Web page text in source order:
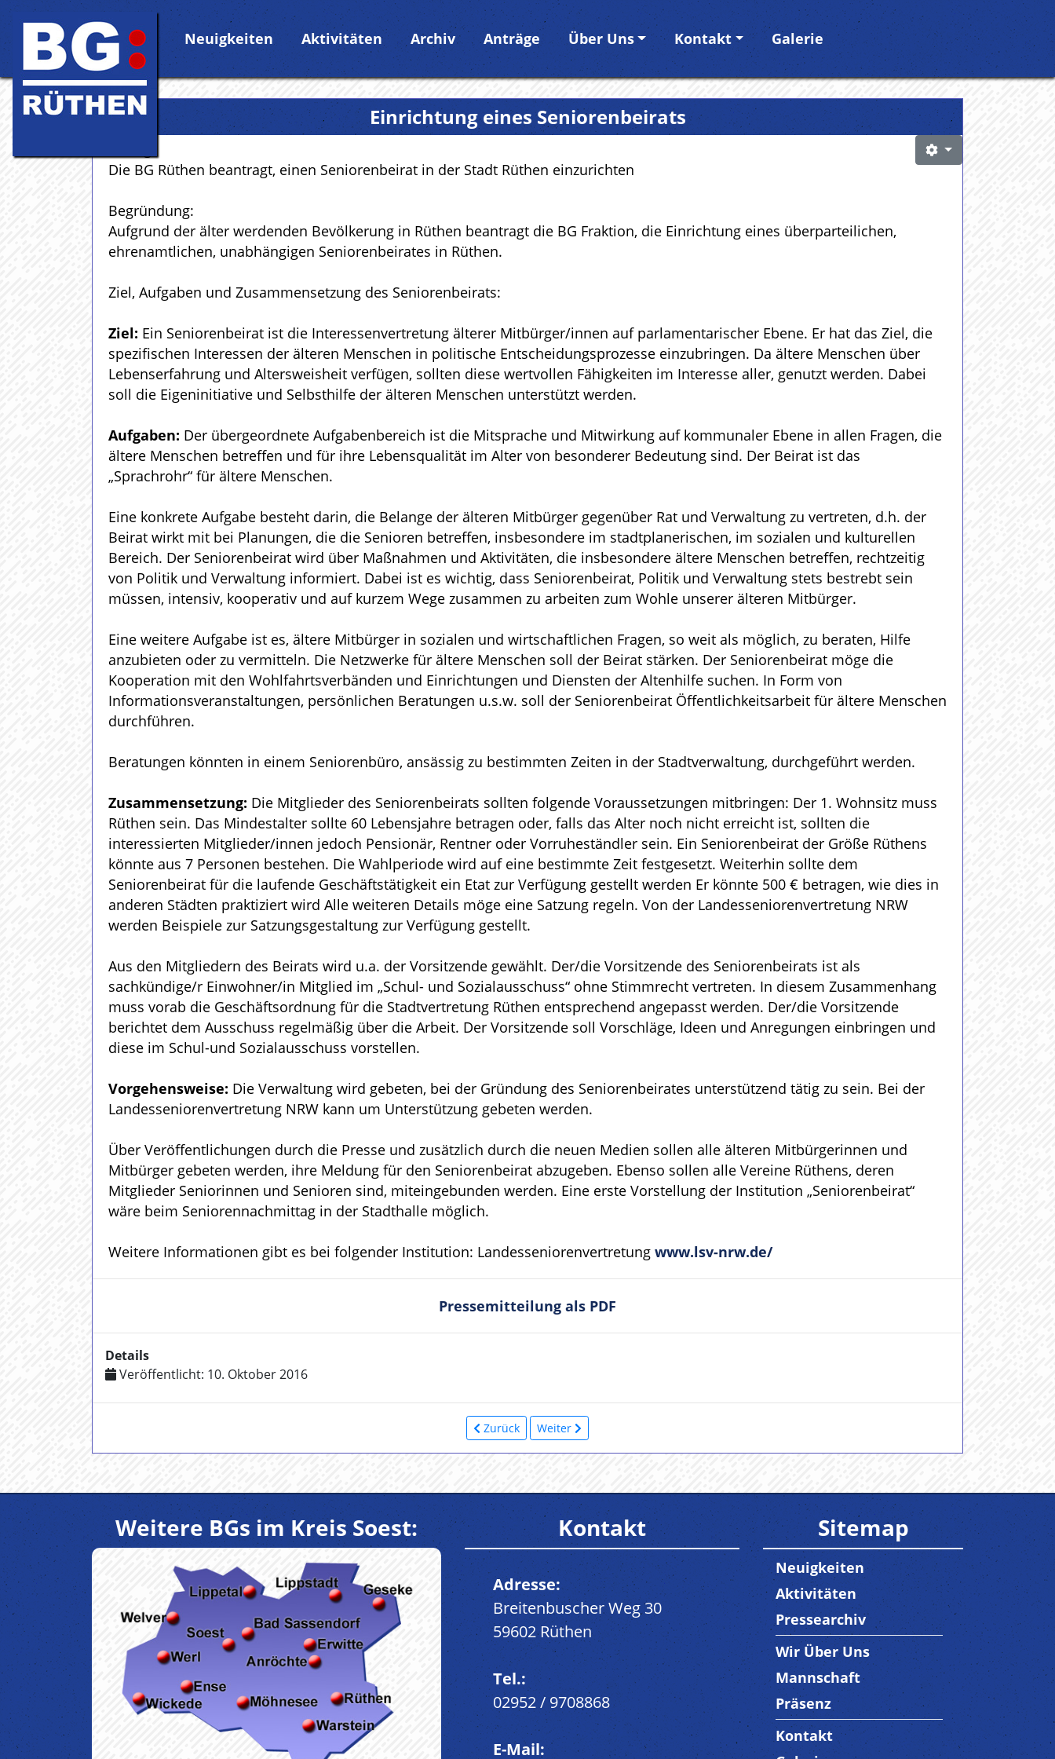
Neuigkeiten Aktivitäten Archiv Anträge Über Uns Kontakt Galerie
Einrichtung eines Seniorenbeirats
Die BG Rüthen beantragt, einen Seniorenbeirat in der Stadt Rüthen einzurichten
Begründung:
Aufgrund der älter werdenden Bevölkerung in Rüthen beantragt die BG Fraktion, die Einrichtung eines überparteilichen,
ehrenamtlichen, unabhängigen Seniorenbeirates in Rüthen.
Ziel, Aufgaben und Zusammensetzung des Seniorenbeirats:
Ziel: Ein Seniorenbeirat ist die Interessenvertretung älterer Mitbürger/innen auf parlamentarischer Ebene. Er hat das Ziel, die
spezifischen Interessen der älteren Menschen in politische Entscheidungsprozesse einzubringen. Da ältere Menschen über
Lebenserfahrung und Altersweisheit verfügen, sollten diese wertvollen Fähigkeiten im Interesse aller, genutzt werden. Dabei
soll die Eigeninitiative und Selbsthilfe der älteren Menschen unterstützt werden.
Aufgaben: Der übergeordnete Aufgabenbereich ist die Mitsprache und Mitwirkung auf kommunaler Ebene in allen Fragen, die
ältere Menschen betreffen und für ihre Lebensqualität im Alter von besonderer Bedeutung sind. Der Beirat ist das
„Sprachrohr“ für ältere Menschen.
Eine konkrete Aufgabe besteht darin, die Belange der älteren Mitbürger gegenüber Rat und Verwaltung zu vertreten, d.h. der
Beirat wirkt mit bei Planungen, die die Senioren betreffen, insbesondere im stadtplanerischen, im sozialen und kulturellen
Bereich. Der Seniorenbeirat wird über Maßnahmen und Aktivitäten, die insbesondere ältere Menschen betreffen, rechtzeitig
von Politik und Verwaltung informiert. Dabei ist es wichtig, dass Seniorenbeirat, Politik und Verwaltung stets bestrebt sein
müssen, intensiv, kooperativ und auf kurzem Wege zusammen zu arbeiten zum Wohle unserer älteren Mitbürger.
Eine weitere Aufgabe ist es, ältere Mitbürger in sozialen und wirtschaftlichen Fragen, so weit als möglich, zu beraten, Hilfe
anzubieten oder zu vermitteln. Die Netzwerke für ältere Menschen soll der Beirat stärken. Der Seniorenbeirat möge die
Kooperation mit den Wohlfahrtsverbänden und Einrichtungen und Diensten der Altenhilfe suchen. In Form von
Informationsveranstaltungen, persönlichen Beratungen u.s.w. soll der Seniorenbeirat Öffentlichkeitsarbeit für ältere Menschen
durchführen.
Beratungen könnten in einem Seniorenbüro, ansässig zu bestimmten Zeiten in der Stadtverwaltung, durchgeführt werden.
Zusammensetzung: Die Mitglieder des Seniorenbeirats sollten folgende Voraussetzungen mitbringen: Der 1. Wohnsitz muss
Rüthen sein. Das Mindestalter sollte 60 Lebensjahre betragen oder, falls das Alter noch nicht erreicht ist, sollten die
interessierten Mitglieder/innen jedoch Pensionär, Rentner oder Vorruheständler sein. Ein Seniorenbeirat der Größe Rüthens
könnte aus 7 Personen bestehen. Die Wahlperiode wird auf eine bestimmte Zeit festgesetzt. Weiterhin sollte dem
Seniorenbeirat für die laufende Geschäftstätigkeit ein Etat zur Verfügung gestellt werden Er könnte 500 € betragen, wie dies in
anderen Städten praktiziert wird Alle weiteren Details möge eine Satzung regeln. Von der Landesseniorenvertretung NRW
werden Beispiele zur Satzungsgestaltung zur Verfügung gestellt.
Aus den Mitgliedern des Beirats wird u.a. der Vorsitzende gewählt. Der/die Vorsitzende des Seniorenbeirats ist als
sachkündige/r Einwohner/in Mitglied im „Schul- und Sozialausschuss“ ohne Stimmrecht vertreten. In diesem Zusammenhang
muss vorab die Geschäftsordnung für die Stadtvertretung Rüthen entsprechend angepasst werden. Der/die Vorsitzende
berichtet dem Ausschuss regelmäßig über die Arbeit. Der Vorsitzende soll Vorschläge, Ideen und Anregungen einbringen und
diese im Schul-und Sozialausschuss vorstellen.
Vorgehensweise: Die Verwaltung wird gebeten, bei der Gründung des Seniorenbeirates unterstützend tätig zu sein. Bei der
Landesseniorenvertretung NRW kann um Unterstützung gebeten werden.
Über Veröffentlichungen durch die Presse und zusätzlich durch die neuen Medien sollen alle älteren Mitbürgerinnen und
Mitbürger gebeten werden, ihre Meldung für den Seniorenbeirat abzugeben. Ebenso sollen alle Vereine Rüthens, deren
Mitglieder Seniorinnen und Senioren sind, miteingebunden werden. Eine erste Vorstellung der Institution „Seniorenbeirat“
wäre beim Seniorennachmittag in der Stadthalle möglich.
Weitere Informationen gibt es bei folgender Institution: Landesseniorenvertretung www.lsv-nrw.de/
Pressemitteilung als PDF
Details
Veröffentlicht: 10. Oktober 2016
Zurück Weiter
Weitere BGs im Kreis Soest: Kontakt
Adresse:
Breitenbuscher Weg 30
59602 Rüthen
Tel.:
02952 / 9708868
E-Mail:
Sitemap
Neuigkeiten
Aktivitäten
Pressearchiv
Trenner3
Wir Über Uns
Mannschaft
Präsenz
Trenner4
Kontakt